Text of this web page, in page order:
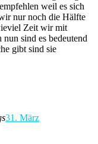
weil es sich
nur noch die Hälfte
Zeit wir mit
sind es bedeutend
gibt sind sie
31. März